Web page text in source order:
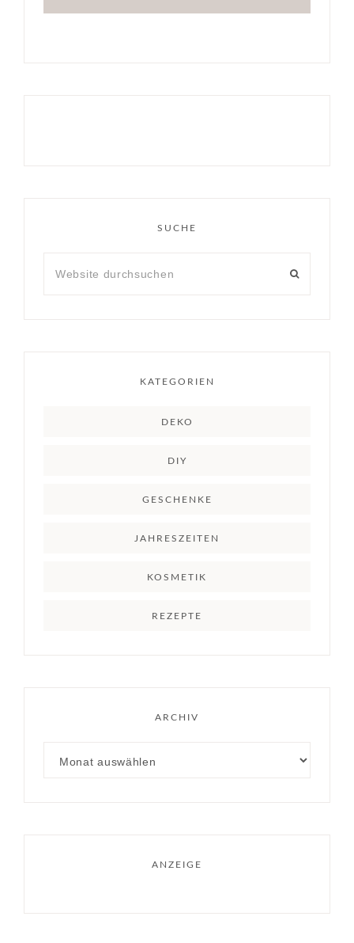
SUCHE
KATEGORIEN
DEKO
DIY
GESCHENKE
JAHRESZEITEN
KOSMETIK
REZEPTE
ARCHIV
ANZEIGE